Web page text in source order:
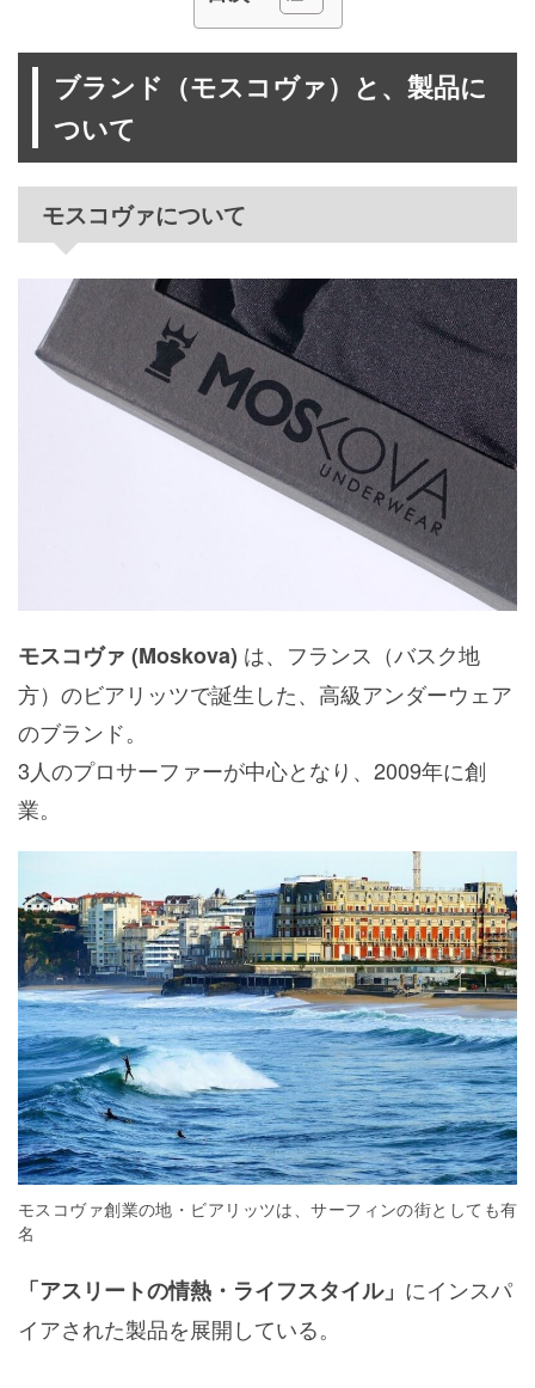
ブランド（モスコヴァ）と、製品に
ついて
モスコヴァについて
モスコヴァ (Moskova) は、フランス（バスク地
方）のビアリッツで誕生した、高級アンダーウェア
のブランド。
3人のプロサーファーが中心となり、2009年に創
業。
モスコヴァ創業の地・ビアリッツは、サーフィンの街としても有
名
「アスリートの情熱・ライフスタイル」 にインスパ
イアされた製品を展開している。